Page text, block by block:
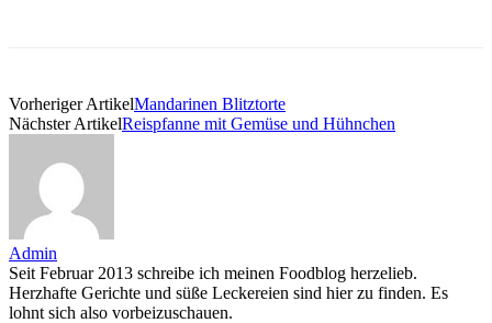
Vorheriger ArtikelMandarinen Blitztorte
Nächster ArtikelReispfanne mit Gemüse und Hühnchen
Admin
Seit Februar 2013 schreibe ich meinen Foodblog herzelieb.
Herzhafte Gerichte und süße Leckereien sind hier zu finden. Es
lohnt sich also vorbeizuschauen.